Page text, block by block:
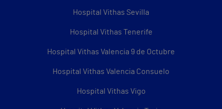
Hospital Vithas Sevilla
Hospital Vithas Tenerife
Hospital Vithas Valencia 9 de Octubre
Hospital Vithas Valencia Consuelo
Hospital Vithas Vigo